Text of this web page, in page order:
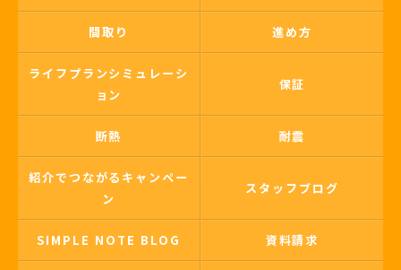
間取り 進め方
ライフプランシミュレーシ
ョン
保証
断熱 耐震
紹介でつながるキャンペー
ン
スタッフブログ
SIMPLE NOTE BLOG 資料請求